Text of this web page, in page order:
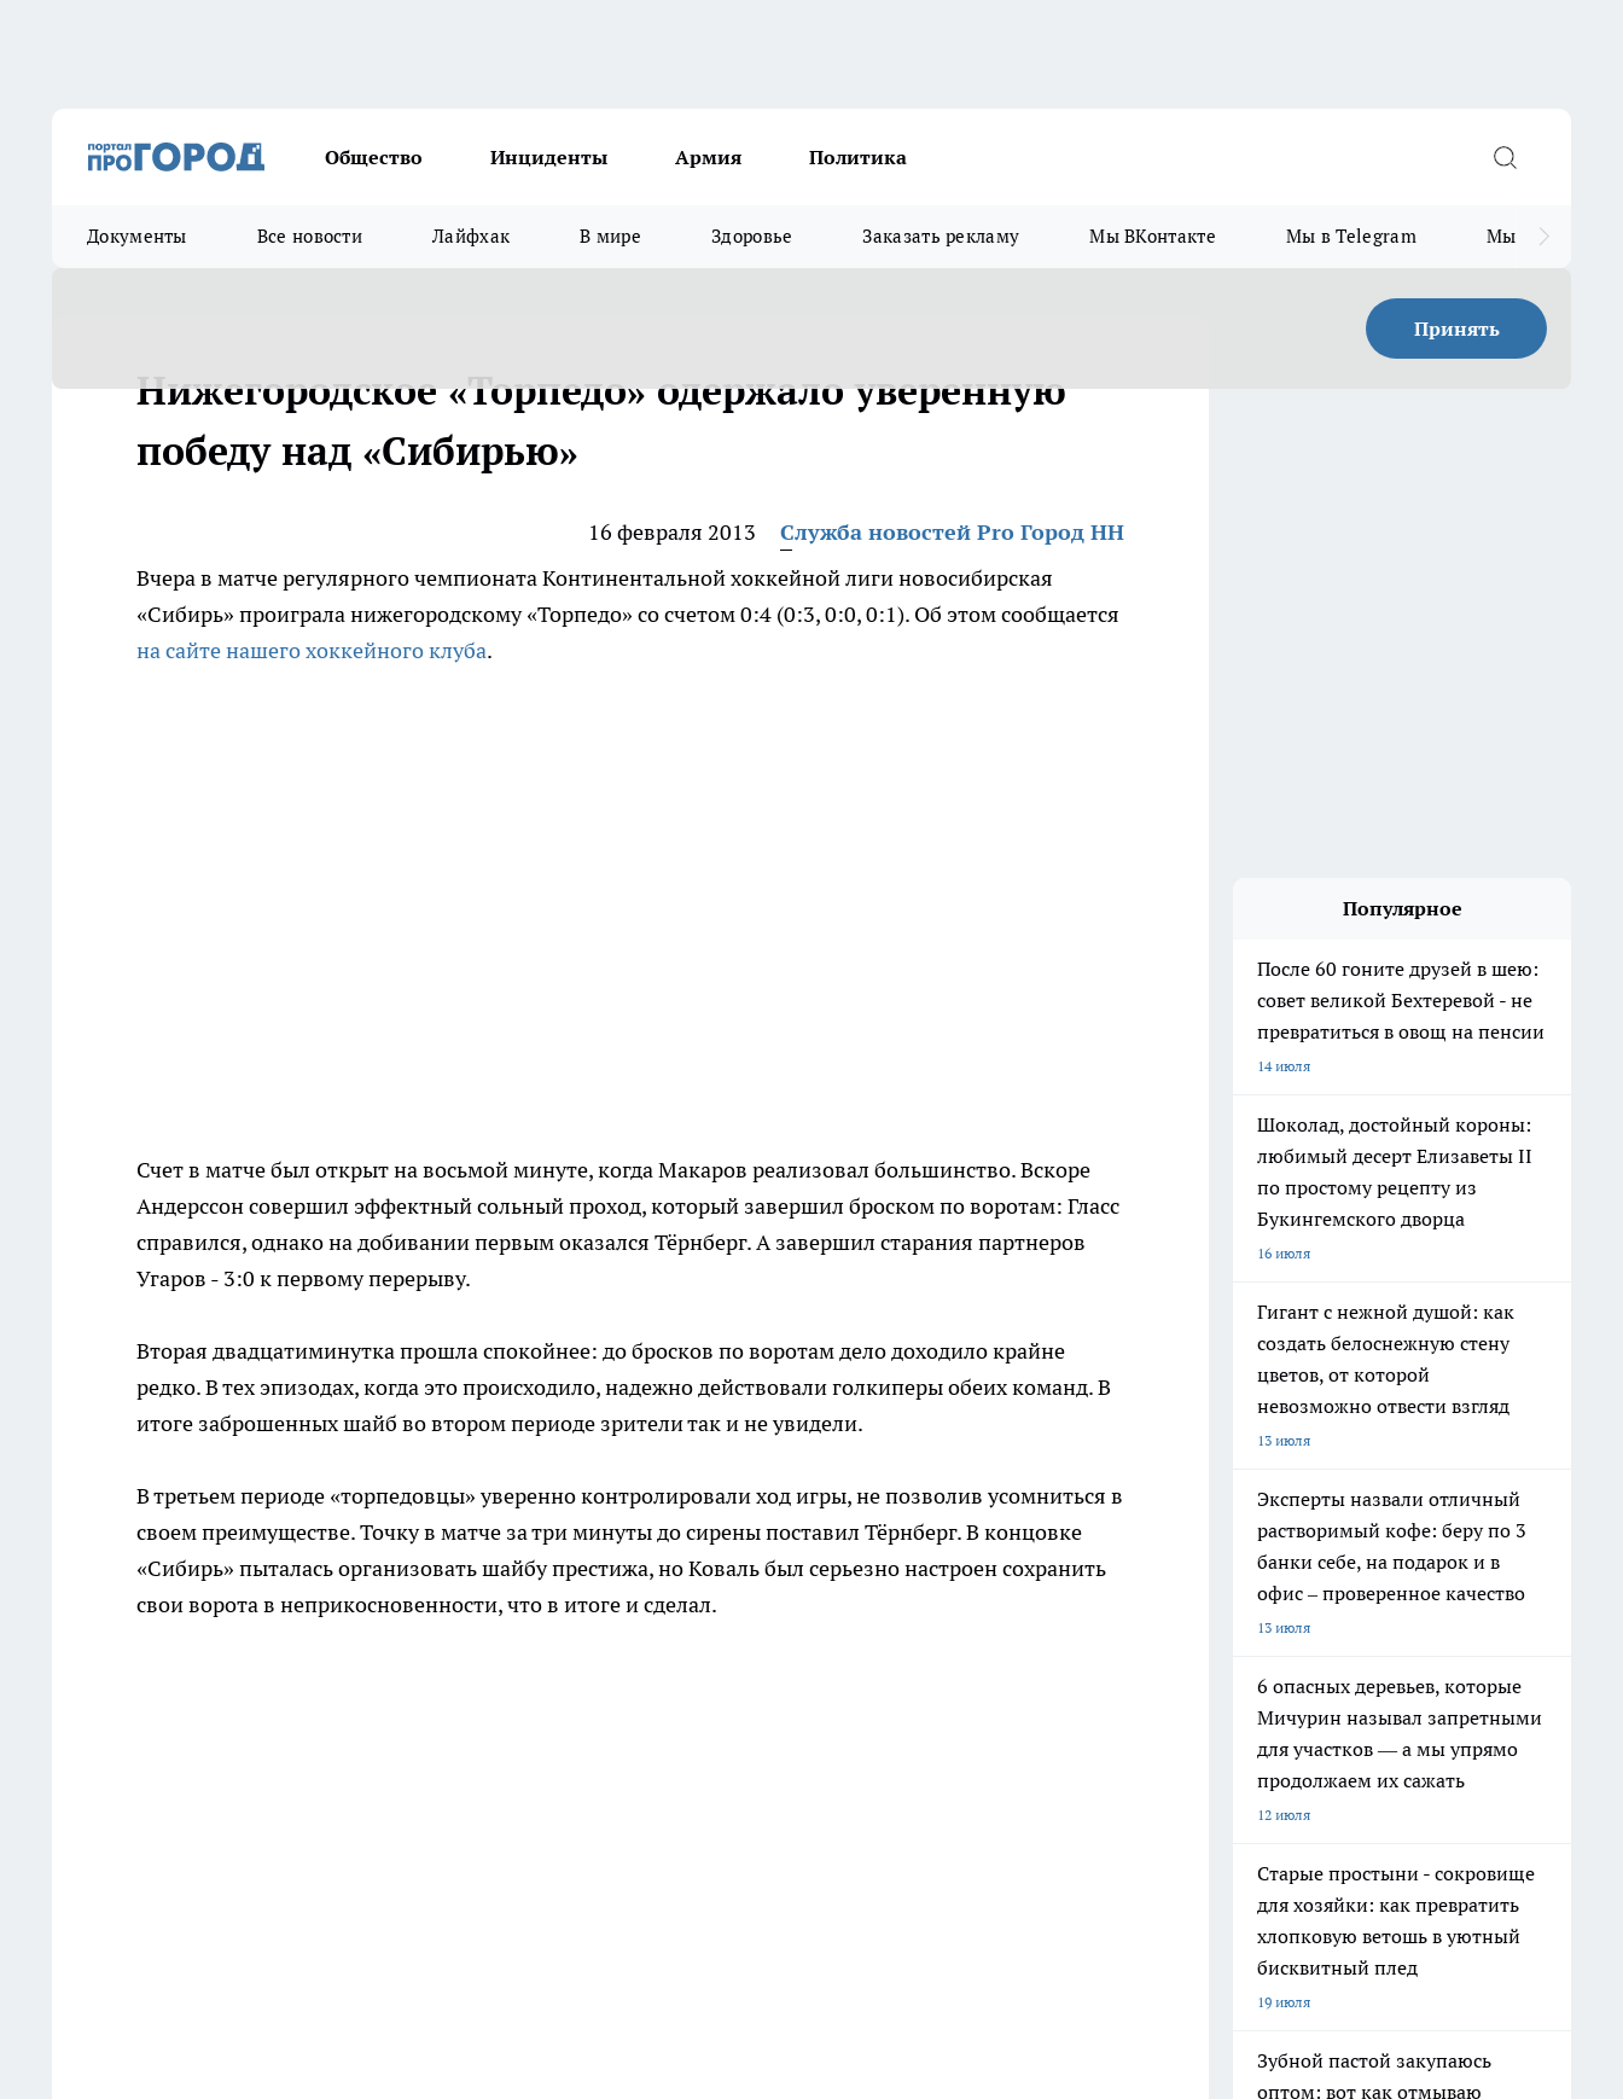
Общество Инциденты Армия Политика
Документы Все новости Лайфхак В мире Здоровье Заказать рекламу Мы ВКонтакте Мы в Telegram Мы в MAX
Принять
Нижегородское «Торпедо» одержало уверенную
победу над «Сибирью»
16 февраля 2013
Служба новостей Pro Город НН
Вчера в матче регулярного чемпионата Континентальной хоккейной лиги новосибирская
«Сибирь» проиграла нижегородскому «Торпедо» со счетом 0:4 (0:3, 0:0, 0:1). Об этом сообщается
на сайте нашего хоккейного клуба.
Счет в матче был открыт на восьмой минуте, когда Макаров реализовал большинство. Вскоре
Андерссон совершил эффектный сольный проход, который завершил броском по воротам: Гласс
справился, однако на добивании первым оказался Тёрнберг. А завершил старания партнеров
Угаров - 3:0 к первому перерыву.
Вторая двадцатиминутка прошла спокойнее: до бросков по воротам дело доходило крайне
редко. В тех эпизодах, когда это происходило, надежно действовали голкиперы обеих команд. В
итоге заброшенных шайб во втором периоде зрители так и не увидели.
В третьем периоде «торпедовцы» уверенно контролировали ход игры, не позволив усомниться в
своем преимуществе. Точку в матче за три минуты до сирены поставил Тёрнберг. В концовке
«Сибирь» пыталась организовать шайбу престижа, но Коваль был серьезно настроен сохранить
свои ворота в неприкосновенности, что в итоге и сделал.
Популярное
После 60 гоните друзей в шею:
совет великой Бехтеревой - не
превратиться в овощ на пенсии
14 июля
Шоколад, достойный короны:
любимый десерт Елизаветы II
по простому рецепту из
Букингемского дворца
16 июля
Гигант с нежной душой: как
создать белоснежную стену
цветов, от которой
невозможно отвести взгляд
13 июля
Эксперты назвали отличный
растворимый кофе: беру по 3
банки себе, на подарок и в
офис – проверенное качество
13 июля
6 опасных деревьев, которые
Мичурин называл запретными
для участков — а мы упрямо
продолжаем их сажать
12 июля
Старые простыни - сокровище
для хозяйки: как превратить
хлопковую ветошь в уютный
бисквитный плед
19 июля
Зубной пастой закупаюсь
оптом: вот как отмываю